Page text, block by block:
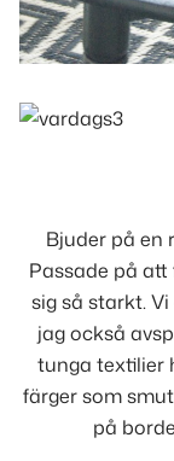
Bjuder på en
Passade på
sig så starkt.
jag också
tunga textilier
färger som
på